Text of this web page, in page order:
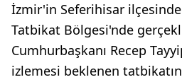
İzmir'in Seferihisar
Tatbikat Bölgesi'nde
Cumhurbaşkanı Recep
izlemesi beklenen